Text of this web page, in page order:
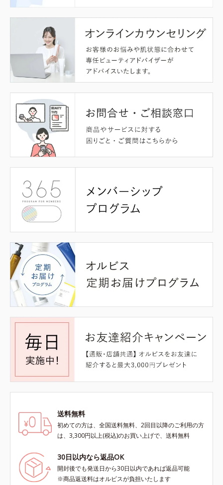
送料無料
初めての方は、全国送料無料、2回目以降のご利用の方
は、3,300円以上(税込)のお買い上げで、送料無料
30日以内なら返品OK
開封後でも発送日から30日以内であれば返品可能
※商品返送料はオルビスが負担いたします